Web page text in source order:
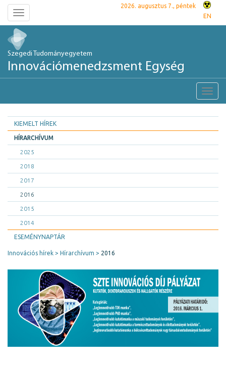
Toggle
navigation
2026. augusztus 7., péntek
EN
Szegedi Tudományegyetem
Innovációmenedzsment Egység
KIEMELT HÍREK
HÍRARCHÍVUM
2025
2018
2017
2016
2015
2014
ESEMÉNYNAPTÁR
Innovációs hírek Hírarchívum 2016